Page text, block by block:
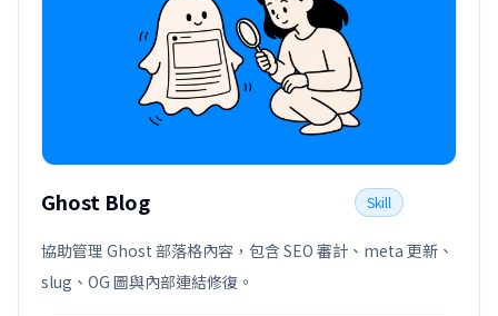
Ghost Blog Skill
協助管理 Ghost 部落格內容，包含 SEO 審計、meta 更新、
slug、OG 圖與內部連結修復。